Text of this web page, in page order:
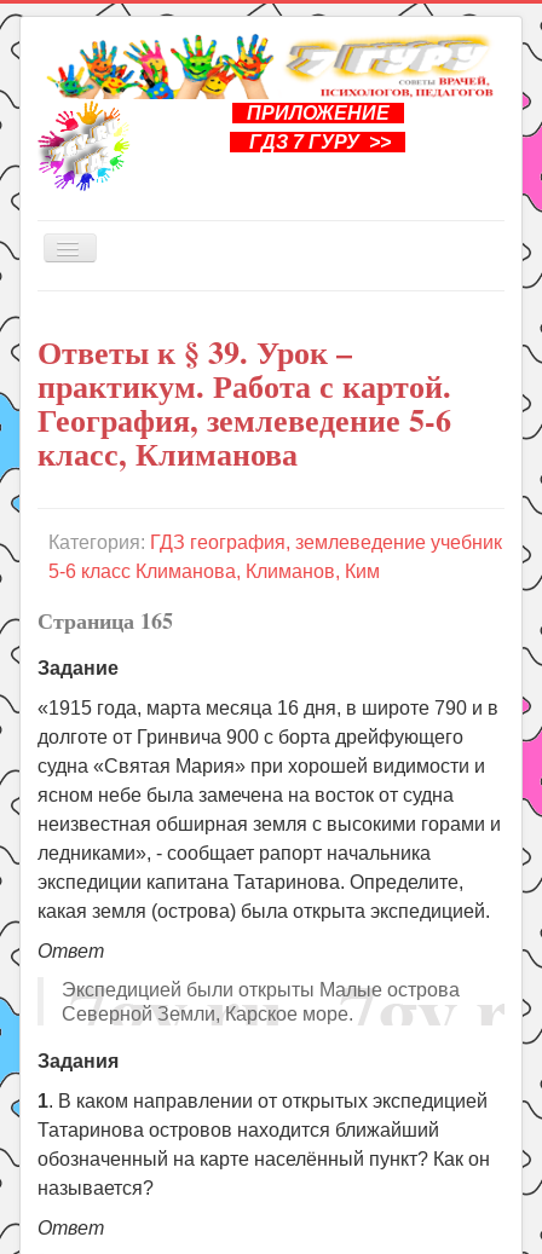
ПРИЛОЖЕНИЕ
ГДЗ 7 ГУРУ >>
Включить/
Книги
Рукоделие
Подготовка к школе
Уроки
Праздники
Летом!
Поиск
Ответы к § 39. Урок –
практикум. Работа с картой.
География, землеведение 5-6
класс, Климанова
Категория: ГДЗ география, землеведение учебник
5-6 класс Климанова, Климанов, Ким
Страница 165
Задание
«1915 года, марта месяца 16 дня, в широте 790 и в
долготе от Гринвича 900 с борта дрейфующего
судна «Святая Мария» при хорошей видимости и
ясном небе была замечена на восток от судна
неизвестная обширная земля с высокими горами и
ледниками», - сообщает рапорт начальника
экспедиции капитана Татаринова. Определите,
какая земля (острова) была открыта экспедицией.
Ответ
Экспедицией были открыты Малые острова
Северной Земли, Карское море.
Задания
1. В каком направлении от открытых экспедицией
Татаринова островов находится ближайший
обозначенный на карте населённый пункт? Как он
называется?
Ответ